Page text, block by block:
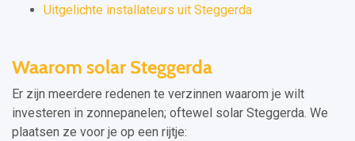
Uitgelichte installateurs uit Steggerda
Waarom solar Steggerda
Er zijn meerdere redenen te verzinnen waarom je wilt
investeren in zonnepanelen; oftewel solar Steggerda. We
plaatsen ze voor je op een rijtje: